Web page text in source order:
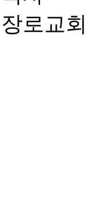
로교회